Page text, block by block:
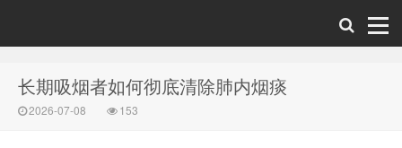
长期吸烟者如何彻底清除肺内烟痰
2026-07-08 153